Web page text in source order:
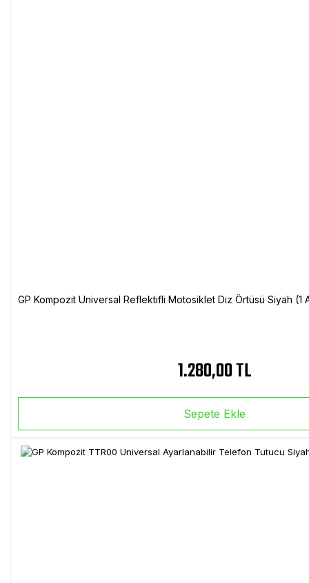
GP Kompozit Universal Reflektifli Motosiklet Diz Örtüsü Siyah
1.280,00 TL
Sepete Ekle